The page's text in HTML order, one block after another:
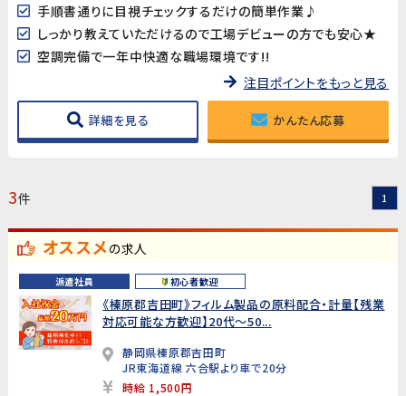
手順書通りに目視チェックするだけの簡単作業♪
しっかり教えていただけるので工場デビューの方でも安心★
空調完備で一年中快適な職場環境です!!
注目ポイントをもっと見る
詳細を見る かんたん応募
3件 1
オススメの求人
派遣社員 初心者歓迎
《榛原郡吉田町》フィルム製品の原料配合・計量【残業
対応可能な方歓迎】20代～50...
静岡県榛原郡吉田町
JR東海道線 六合駅より車で20分
時給 1,500円